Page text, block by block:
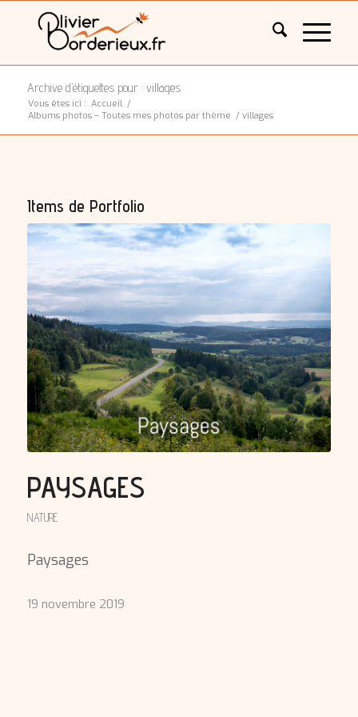
Archive d’étiquettes pour : villages
Vous êtes ici : Accueil /
Albums photos – Toutes mes photos par thème / villages
Items de Portfolio
PAYSAGES
NATURE
Paysages
19 novembre 2019